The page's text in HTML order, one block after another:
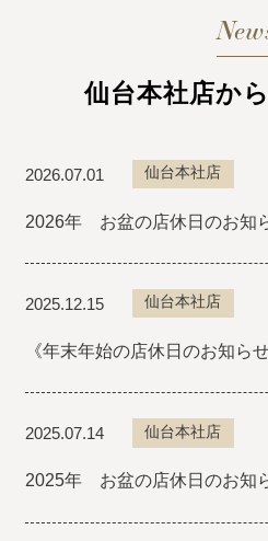
仙台本社店か
2026.07.01 仙台本社店
2026年 お盆の店休日のお知
2025.12.15 仙台本社店
《年末年始の店休日のお知らせ
2025.07.14 仙台本社店
2025年 お盆の店休日のお知